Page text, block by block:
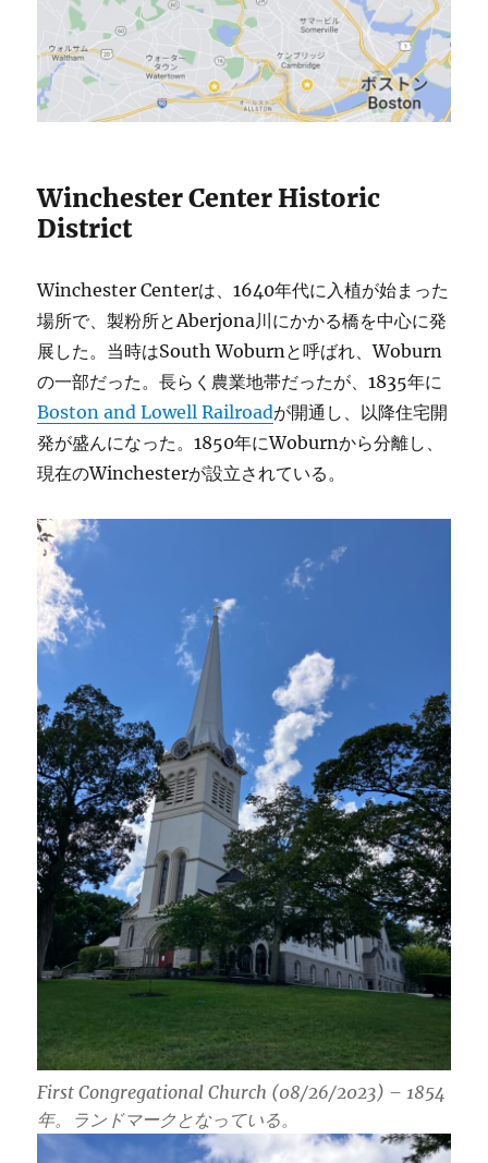
Winchester Center Historic
District
Winchester Centerは、1640年代に入植が始まった
場所で、製粉所とAberjona川にかかる橋を中心に発
展した。当時はSouth Woburnと呼ばれ、Woburn
の一部だった。長らく農業地帯だったが、1835年に
Boston and Lowell Railroadが開通し、以降住宅開
発が盛んになった。1850年にWoburnから分離し、
現在のWinchesterが設立されている。
First Congregational Church (08/26/2023) – 1854
年。ランドマークとなっている。